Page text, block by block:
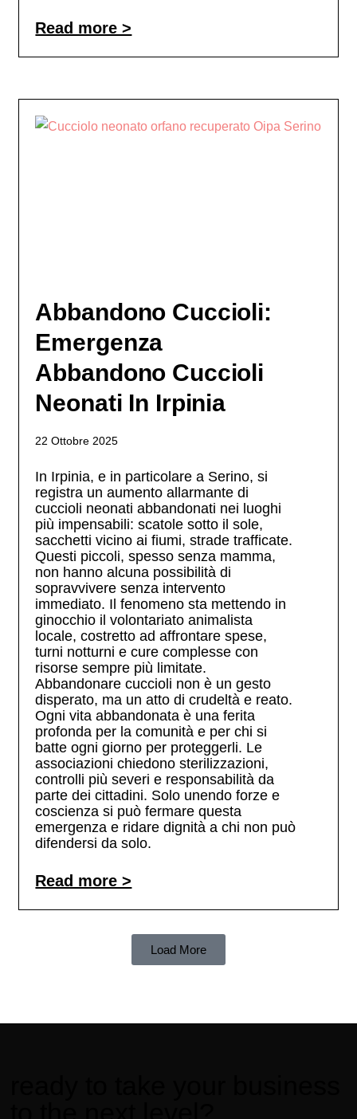
Read more >
Abbandono Cuccioli:
Emergenza
Abbandono Cuccioli
Neonati In Irpinia
22 Ottobre 2025
In Irpinia, e in particolare a Serino, si
registra un aumento allarmante di
cuccioli neonati abbandonati nei luoghi
più impensabili: scatole sotto il sole,
sacchetti vicino ai fiumi, strade trafficate.
Questi piccoli, spesso senza mamma,
non hanno alcuna possibilità di
sopravvivere senza intervento
immediato. Il fenomeno sta mettendo in
ginocchio il volontariato animalista
locale, costretto ad affrontare spese,
turni notturni e cure complesse con
risorse sempre più limitate.
Abbandonare cuccioli non è un gesto
disperato, ma un atto di crudeltà e reato.
Ogni vita abbandonata è una ferita
profonda per la comunità e per chi si
batte ogni giorno per proteggerli. Le
associazioni chiedono sterilizzazioni,
controlli più severi e responsabilità da
parte dei cittadini. Solo unendo forze e
coscienza si può fermare questa
emergenza e ridare dignità a chi non può
difendersi da solo.
Read more >
Load More